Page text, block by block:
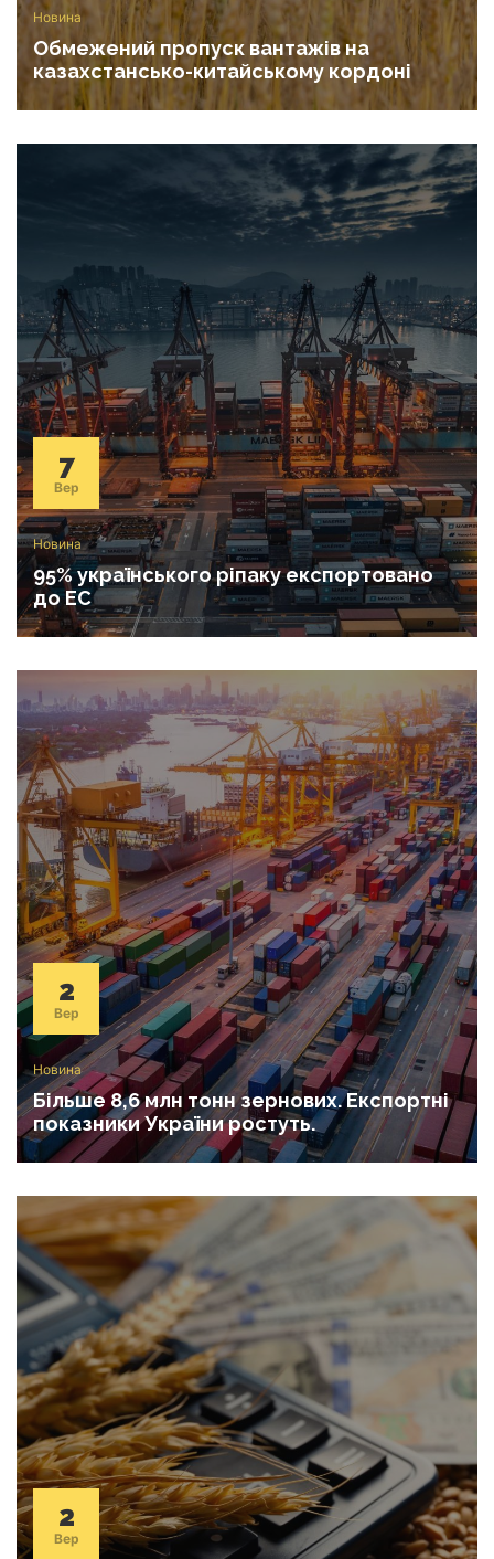
Новина
Обмежений пропуск вантажів на
казахстансько-китайському кордоні
7
Вер
Новина
95% українського ріпаку експортовано
до ЕС
2
Вер
Новина
Більше 8,6 млн тонн зернових. Експортні
показники України ростуть.
2
Вер